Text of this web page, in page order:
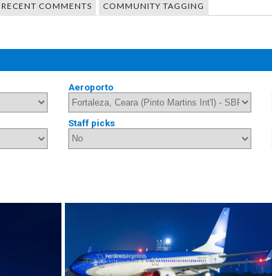
RECENT COMMENTS COMMUNITY TAGGING
Aeroporto
Staff picks